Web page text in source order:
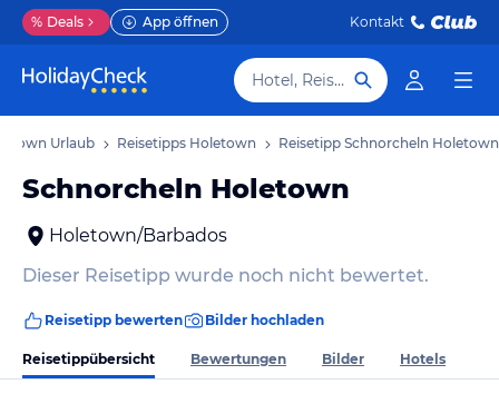
% Deals App öffnen Kontakt
Hotel, Reiseziel
Urlaub Reisetipps Holetown Reisetipp Schnorcheln Holetown
Schnorcheln Holetown
Holetown/Barbados
Dieser Reisetipp wurde noch nicht bewertet.
Reisetipp bewerten Bilder hochladen
Reisetippübersicht Bewertungen Bilder Hotels